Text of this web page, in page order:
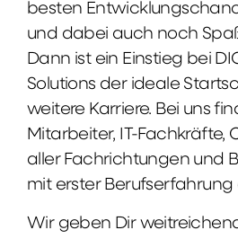
besten
und dabei auch noch
Dann ist ein Einstieg bei
Solutions der ideale
weitere Karriere. Bei uns
Mitarbeiter, IT-Fachkräfte,
aller Fachrichtungen und
mit erster Berufserfahrung
Wir geben Dir